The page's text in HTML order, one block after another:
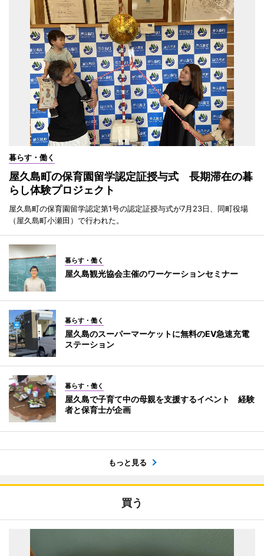
暮らす・働く
屋久島町の保育園留学認定証授与式 長期滞在の暮
らし体験プロジェクト
屋久島町の保育園留学認定第1号の認定証授与式が7月23日、同町役場
（屋久島町小瀬田）で行われた。
暮らす・働く
屋久島観光協会主催のワーケーションセミナー
暮らす・働く
屋久島のスーパーマーケットに無料のEV急速充電
ステーション
暮らす・働く
屋久島で子育て中の母親を支援するイベント 経験
者と保育士が企画
もっと見る
買う